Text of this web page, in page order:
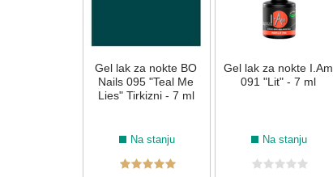
Gel lak za nokte BO
Nails 095 "Teal Me
Lies" Tirkizni - 7 ml
Na stanju
Gel lak za nokte I.Am
091 "Lit" - 7 ml
Na stanju